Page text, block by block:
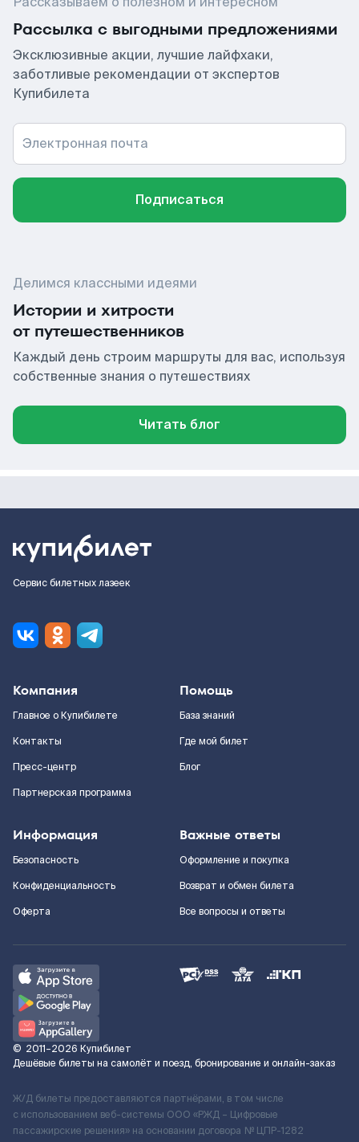
Рассылка с выгодными предложениями
Эксклюзивные акции, лучшие лайфхаки,
заботливые рекомендации от экспертов
Купибилета
Электронная почта
Подписаться
Делимся классными идеями
Истории и хитрости
от путешественников
Каждый день строим маршруты для вас, используя
собственные знания о путешествиях
Читать блог
Сервис билетных лазеек
Компания
Главное о Купибилете
Контакты
Пресс-центр
Партнерская программа
Помощь
База знаний
Где мой билет
Блог
Информация
Безопасность
Конфиденциальность
Оферта
Важные ответы
Оформление и покупка
Возврат и обмен билета
Все вопросы и ответы
© 2011–2026 Купибилет
Дешёвые билеты на самолёт и поезд, бронирование и онлайн-заказ
Ж/Д билеты предоставляются партнёрами, в том числе
с использованием веб-системы ООО «РЖД – Цифровые
пассажирские решения» на основании договора № ЦПР-1282